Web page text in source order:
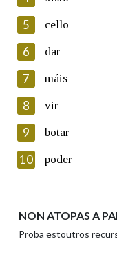
Lin e acepto
Introduce o código
Texto de
Enviar
5 cello
6 dar
7 máis
8 vir
9 botar
10 poder
NON ATOPAS A
Proba estoutros